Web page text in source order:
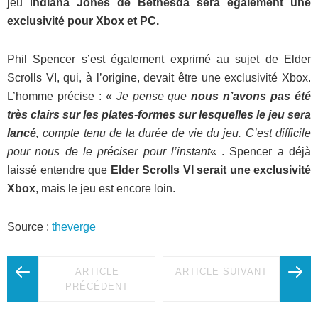
jeu I
ndiana Jones de Bethesda sera également une
exclusivité pour Xbox et PC.
Phil Spencer s’est également exprimé au sujet de Elder
Scrolls VI, qui, à l’origine, devait être une exclusivité Xbox.
L’homme précise : « Je pense que nous n’avons pas été
très clairs sur les plates-formes sur lesquelles le jeu sera
lancé, compte tenu de la durée de vie du jeu. C’est difficile
pour nous de le préciser pour l’instant« . Spencer a déjà
laissé entendre que Elder Scrolls VI serait une exclusivité
Xbox, mais le jeu est encore loin.
Source : theverge
ARTICLE
PRÉCÉDENT
ARTICLE SUIVANT